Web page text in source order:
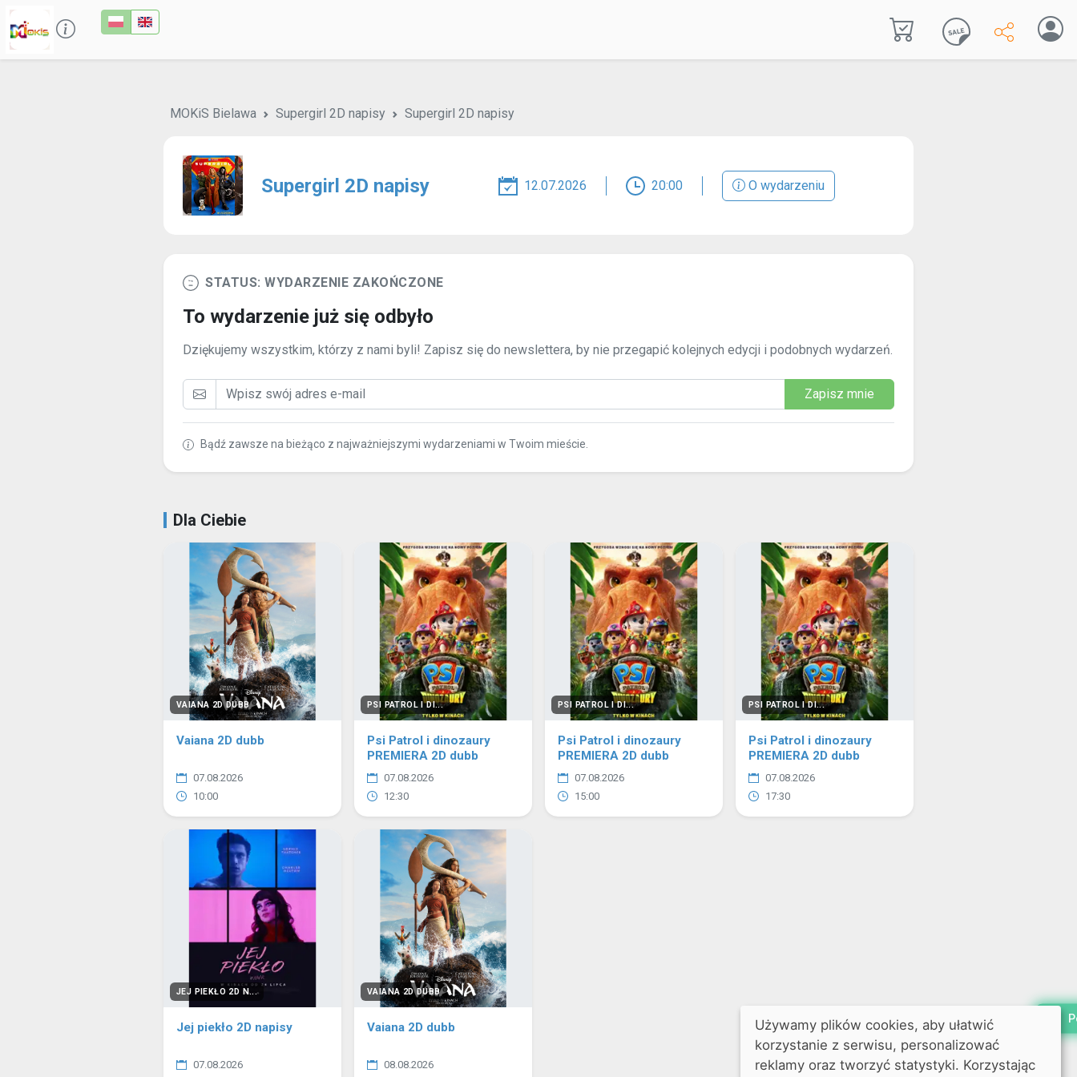
MOKiS Bielawa Supergirl 2D napisy Supergirl 2D napisy
Supergirl 2D napisy 12.07.2026 20:00 O wydarzeniu
STATUS: WYDARZENIE ZAKOŃCZONE
To wydarzenie już się odbyło
Dziękujemy wszystkim, którzy z nami byli! Zapisz się do newslettera, by nie przegapić kolejnych edycji i podobnych wydarzeń.
Zapisz mnie
Bądź zawsze na bieżąco z najważniejszymi wydarzeniami w Twoim mieście.
Dla Ciebie
VAIANA 2D DUBB
Vaiana 2D dubb
07.08.2026
10:00
PSI PATROL I DI...
Psi Patrol i dinozaury
PREMIERA 2D dubb
07.08.2026
12:30
PSI PATROL I DI...
Psi Patrol i dinozaury
PREMIERA 2D dubb
07.08.2026
15:00
PSI PATROL I DI...
Psi Patrol i dinozaury
PREMIERA 2D dubb
07.08.2026
17:30
JEJ PIEKŁO 2D N...
Jej piekło 2D napisy
07.08.2026
VAIANA 2D DUBB
Vaiana 2D dubb
08.08.2026
Używamy plików cookies, aby ułatwić
korzystanie z serwisu, personalizować
reklamy oraz tworzyć statystyki. Korzystając